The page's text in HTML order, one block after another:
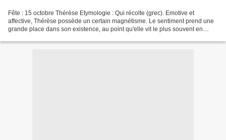
Fête : 15 octobre Thérèse Etymologie : Qui récolte (grec). Emotive et
affective, Thérèse possède un certain magnétisme. Le sentiment prend une
grande place dans son existence, au point qu'elle vit le plus souvent en